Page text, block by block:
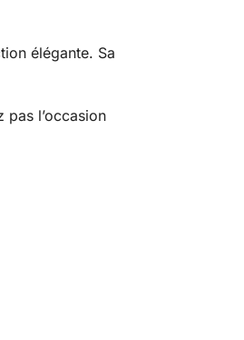
élégante. Sa
l’occasion